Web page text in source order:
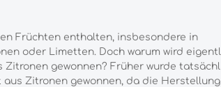
Früchten enthalten, insbesondere in
oder Limetten. Doch warum wird
Zitronen gewonnen? Früher wurde
Zitronen gewonnen, da die Herstellung